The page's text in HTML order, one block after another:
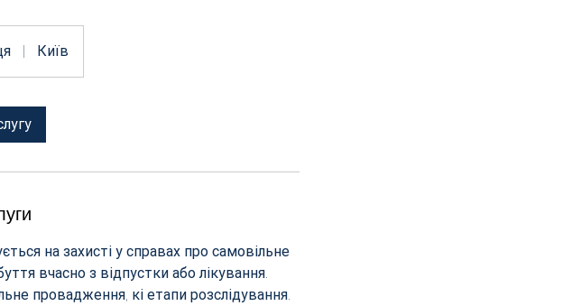
| Київ
на захисті у справах про самовільне
вчасно з відпустки або лікування.
провадження, кі етапи розслідування.